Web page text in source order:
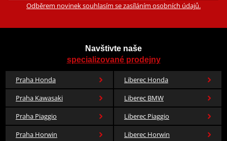
Odběrem novinek souhlasím se zasíláním osobních údajů.
Navštivte naše
specializované prodejny
Praha Honda
Liberec Honda
Praha Kawasaki
Liberec BMW
Praha Piaggio
Liberec Piaggio
Praha Horwin
Liberec Horwin